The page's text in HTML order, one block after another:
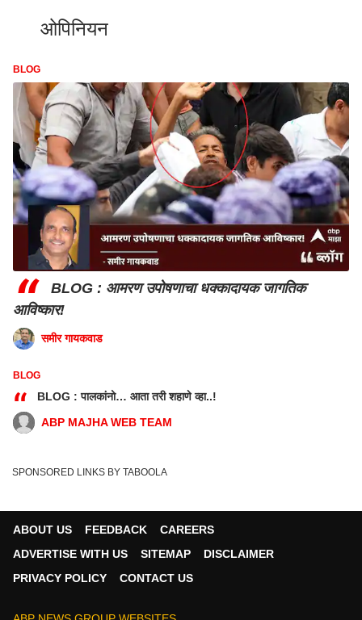
ओपिनियन
BLOG
“
BLOG : आमरण उपोषणाचा धक्कादायक जागतिक
आविष्कार!
समीर गायकवाड
BLOG
“
BLOG : पालकांनो… आता तरी शहाणे व्हा..!
ABP MAJHA WEB TEAM
SPONSORED LINKS BY TABOOLA
ABOUT US FEEDBACK
CAREERS
ADVERTISE WITH US
SITEMAP
DISCLAIMER
PRIVACY POLICY
CONTACT US